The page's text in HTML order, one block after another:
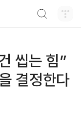
씹는 힘”
결정한다